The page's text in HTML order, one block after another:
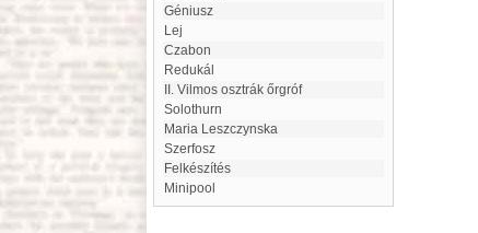
géniusz
lej
Czabon
Redukál
II. Vilmos osztrák őrgróf
Solothurn
Maria Leszczynska
Szerfosz
Felkészítés
minipool